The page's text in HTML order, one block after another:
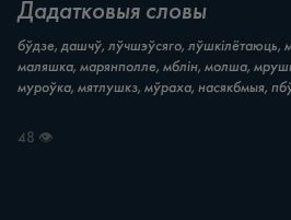
Дадатковыя словы
бўдзе, дашчў, лўчшэўсяго, лўшкілётаюць,
маляшка, марянполле, мблін, молша,
муроўка, мятлушкз, мўраха, насякбмыя,
48 👁